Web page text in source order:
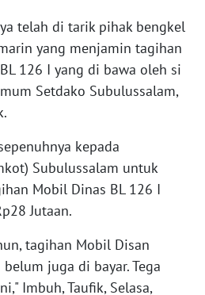
telah di tarik pihak bengkel
yang menjamin tagihan
126 I yang di bawa oleh si
Setdako Subulussalam,
kepada
Subulussalam untuk
Mobil Dinas BL 126 I
Jutaan.
tagihan Mobil Disan
juga di bayar. Tega
Imbuh, Taufik, Selasa,